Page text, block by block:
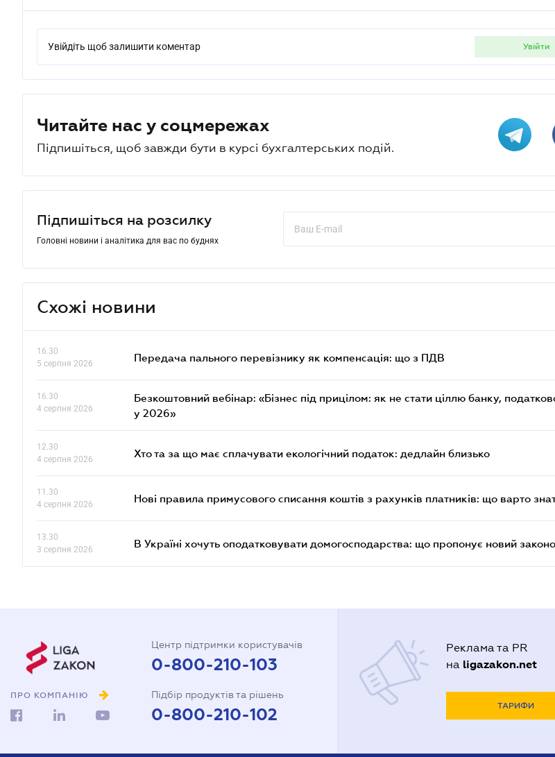
Увійдіть щоб залишити коментар увійти
Читайте нас у соцмережах
Підпишіться, щоб завжди бути в курсі бухгалтерських подій.
Підпишіться на розсилку
Головні новини і аналітика для вас по буднях
Схожі новини
16.30
5 серпня 2026
Передача пального перевізнику як компенсація: що з ПДВ
16.30
4 серпня 2026
Безкоштовний вебінар: «Бізнес під прицілом: як не стати ціллю банку,
у 2026»
12.30
4 серпня 2026
Хто та за що має сплачувати екологічний податок: дедлайн близько
11.30
4 серпня 2026
Нові правила примусового списання коштів з рахунків платників: що варто
13.30
3 серпня 2026
В Україні хочуть оподатковувати домогосподарства: що пропонує новий
ПРО КОМПАНІЮ
Центр підтримки користувачів
0-800-210-103
Підбір продуктів та рішень
0-800-210-102
Реклама та PR
на ligazakon.net
ТАРИФИ